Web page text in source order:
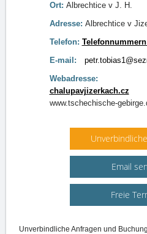
Ort: Albrechtice v J. H.
Adresse: Albrechtice v
Telefon:
E-mail:
Webadresse:
chalupavjizerkach.cz
www.tschechische-
Email
Freie
Unverbindliche Anfragen und